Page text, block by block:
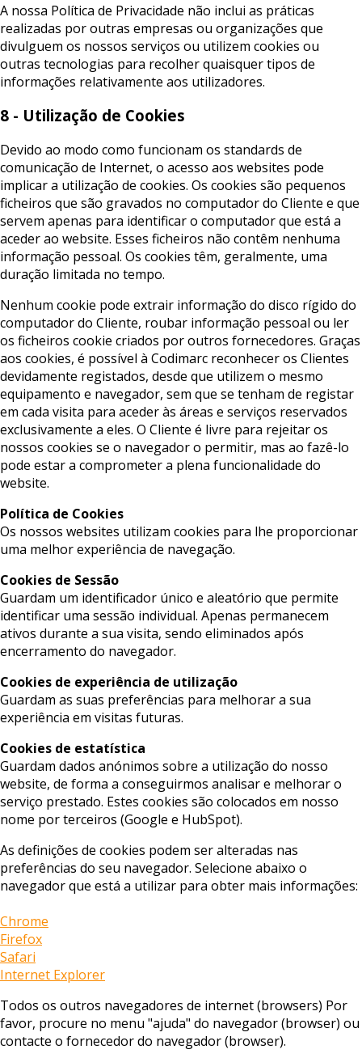
A nossa Política de Privacidade não inclui as práticas
realizadas por outras empresas ou organizações que
divulguem os nossos serviços ou utilizem cookies ou
outras tecnologias para recolher quaisquer tipos de
informações relativamente aos utilizadores.
8 - Utilização de Cookies
Devido ao modo como funcionam os standards de
comunicação de Internet, o acesso aos websites pode
implicar a utilização de cookies. Os cookies são pequenos
ficheiros que são gravados no computador do Cliente e que
servem apenas para identificar o computador que está a
aceder ao website. Esses ficheiros não contêm nenhuma
informação pessoal. Os cookies têm, geralmente, uma
duração limitada no tempo.
Nenhum cookie pode extrair informação do disco rígido do
computador do Cliente, roubar informação pessoal ou ler
os ficheiros cookie criados por outros fornecedores. Graças
aos cookies, é possível à Codimarc reconhecer os Clientes
devidamente registados, desde que utilizem o mesmo
equipamento e navegador, sem que se tenham de registar
em cada visita para aceder às áreas e serviços reservados
exclusivamente a eles. O Cliente é livre para rejeitar os
nossos cookies se o navegador o permitir, mas ao fazê-lo
pode estar a comprometer a plena funcionalidade do
website.
Política de Cookies
Os nossos websites utilizam cookies para lhe proporcionar
uma melhor experiência de navegação.
Cookies de Sessão
Guardam um identificador único e aleatório que permite
identificar uma sessão individual. Apenas permanecem
ativos durante a sua visita, sendo eliminados após
encerramento do navegador.
Cookies de experiência de utilização
Guardam as suas preferências para melhorar a sua
experiência em visitas futuras.
Cookies de estatística
Guardam dados anónimos sobre a utilização do nosso
website, de forma a conseguirmos analisar e melhorar o
serviço prestado. Estes cookies são colocados em nosso
nome por terceiros (Google e HubSpot).
As definições de cookies podem ser alteradas nas
preferências do seu navegador. Selecione abaixo o
navegador que está a utilizar para obter mais informações:
Chrome
Firefox
Safari
Internet Explorer
Todos os outros navegadores de internet (browsers) Por
favor, procure no menu "ajuda" do navegador (browser) ou
contacte o fornecedor do navegador (browser).